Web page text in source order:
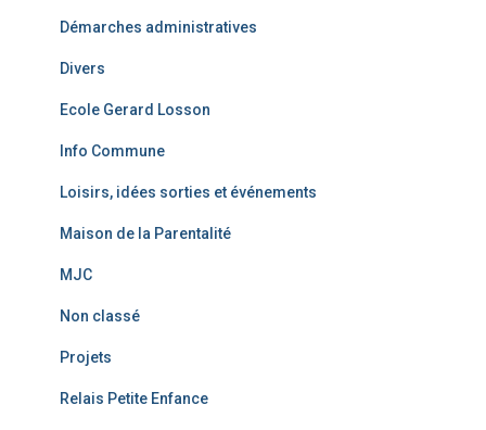
Démarches administratives
Divers
Ecole Gerard Losson
Info Commune
Loisirs, idées sorties et événements
Maison de la Parentalité
MJC
Non classé
Projets
Relais Petite Enfance